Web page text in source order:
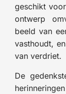
geschikt
ontwerp
beeld van
vasthoudt,
van verdriet.
De